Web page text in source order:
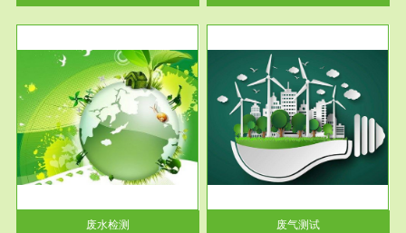
废水检测
服务范围
废气测试
检测范围工业废气检测包括有机
废气和无机废气。有机废气主要
包括...
废气测试